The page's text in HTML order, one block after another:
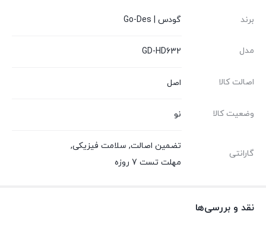
برند گودس | Go-Des
مدل GD-HD632
اصالت کالا اصل
وضعیت کالا نو
گارانتی
تضمین اصالت, سلامت فیزیکی,
مهلت تست 7 روزه
نقد و بررسی‌ها